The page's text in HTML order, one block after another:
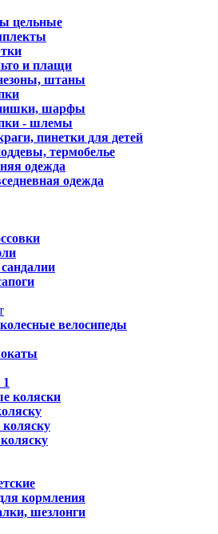
цельные
и плащи
штаны
шарфы
- шлемы
пинетки для детей
термобелье
одежда
одежда
велосипеды
коляски
кормления
шезлонги